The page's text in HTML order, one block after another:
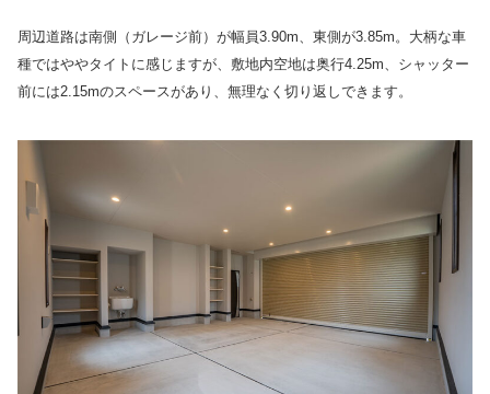
周辺道路は南側（ガレージ前）が幅員3.90m、東側が3.85m。大柄な車
種ではややタイトに感じますが、敷地内空地は奥行4.25m、シャッター
前には2.15mのスペースがあり、無理なく切り返しできます。